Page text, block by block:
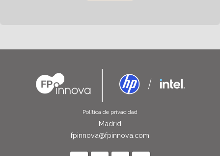
Política de privacidad
Madrid
fpinnova@fpinnova.com